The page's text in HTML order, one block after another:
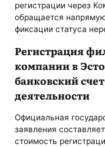
регистрации через
обращается
фиксации статуса
Регистрация
компании в
банковский
деятельности
Официальная
заявления
стоимость